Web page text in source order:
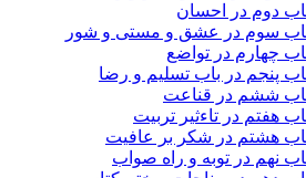
دوم در احسان
سوم در عشق و مستی و شور
چهارم در تواضع
پنجم در باب تسلیم و رضا
ششم در قناعت
هفتم در تاءثیر تربیت
هشتم در شکر بر عافیت
نهم در توبه و راه صواب